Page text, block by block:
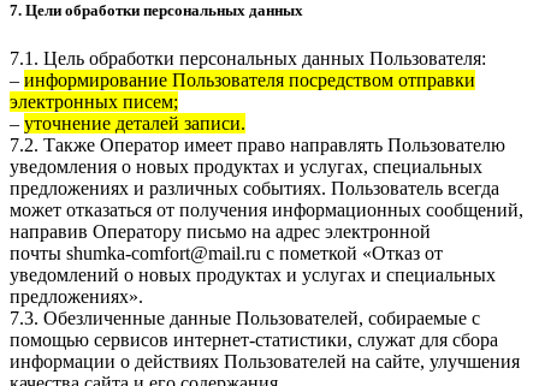
7. Цели обработки персональных данных
7.1. Цель обработки персональных данных Пользователя:
– информирование Пользователя посредством отправки
электронных писем;
– уточнение деталей записи.
7.2. Также Оператор имеет право направлять Пользователю
уведомления о новых продуктах и услугах, специальных
предложениях и различных событиях. Пользователь всегда
может отказаться от получения информационных сообщений,
направив Оператору письмо на адрес электронной
почты shumka-comfort@mail.ru с пометкой «Отказ от
уведомлений о новых продуктах и услугах и специальных
предложениях».
7.3. Обезличенные данные Пользователей, собираемые с
помощью сервисов интернет-статистики, служат для сбора
информации о действиях Пользователей на сайте, улучшения